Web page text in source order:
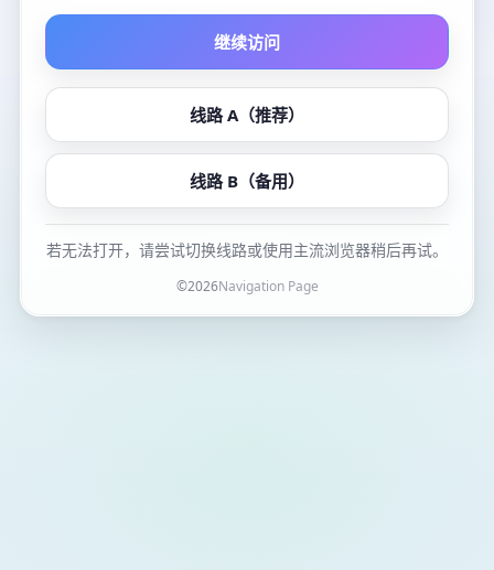
继续访问
线路 A（推荐）
线路 B（备用）
若无法打开，请尝试切换线路或使用主流浏览器稍后再试。
©2026Navigation Page